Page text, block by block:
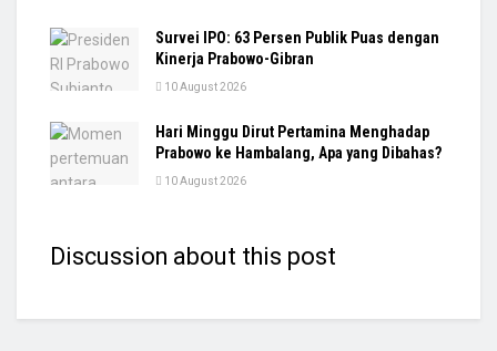
Survei IPO: 63 Persen Publik Puas dengan
Kinerja Prabowo-Gibran
10 August 2026
Hari Minggu Dirut Pertamina Menghadap
Prabowo ke Hambalang, Apa yang Dibahas?
10 August 2026
Discussion about this post